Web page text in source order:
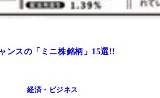
ンスの「ミニ株銘柄」15選!!
経済・ビジネス